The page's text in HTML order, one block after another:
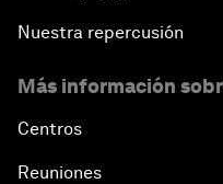
Nuestra repercusión
Más información
Centros
Reuniones